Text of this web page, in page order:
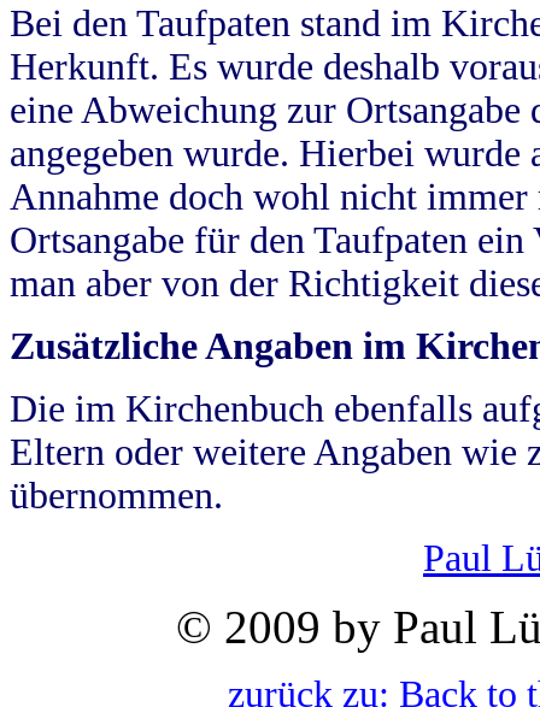
Bei den Taufpaten stand im
Herkunft. Es wurde deshalb
eine Abweichung zur
angegeben wurde. Hierbei wurde
Annahme doch wohl nicht
Ortsangabe für den Taufpaten
man aber von der Richtigkeit
Zusätzliche Angaben im
Die im Kirchenbuch ebenfalls
Eltern oder weitere Angaben wie
übernommen.
Paul
© 2009 by Paul
zurück zu: Back to